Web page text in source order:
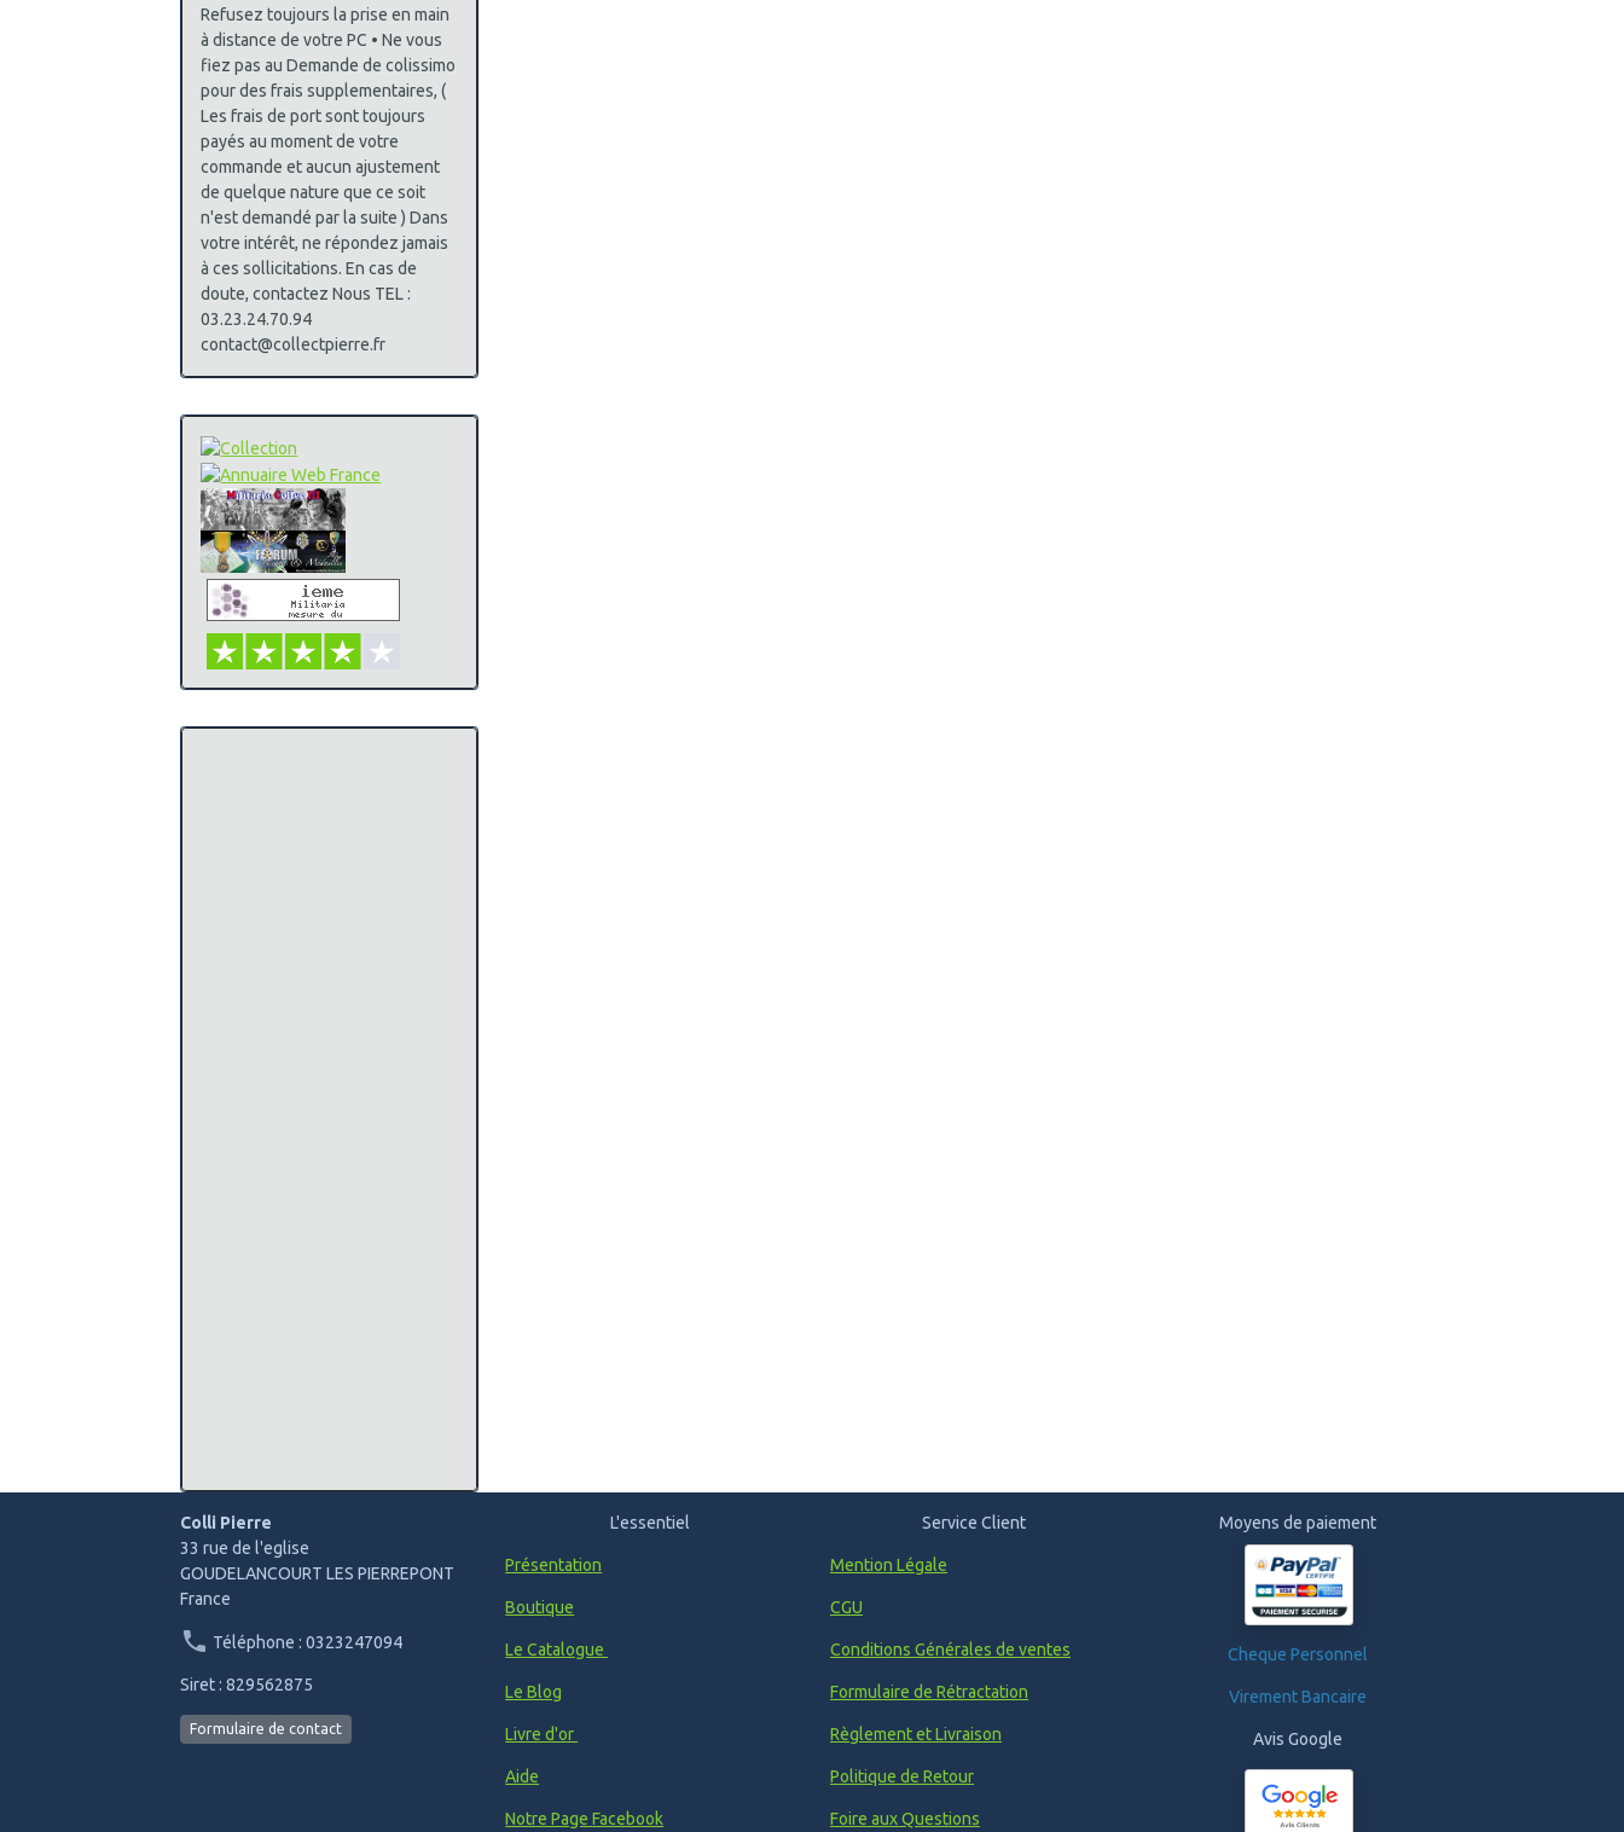
Refusez toujours la prise en main
à distance de votre PC • Ne vous
fiez pas au Demande de colissimo
pour des frais supplementaires, (
Les frais de port sont toujours
payés au moment de votre
commande et aucun ajustement
de quelque nature que ce soit
n'est demandé par la suite ) Dans
votre intérêt, ne répondez jamais
à ces sollicitations. En cas de
doute, contactez Nous TEL :
03.23.24.70.94
contact@collectpierre.fr
Colli Pierre
33 rue de l'eglise
GOUDELANCOURT LES PIERREPONT
France
Téléphone : 0323247094
Siret : 829562875
Formulaire de contact
L'essentiel
Présentation
Boutique
Le Catalogue
Le Blog
Livre d'or
Aide
Notre Page Facebook
Service Client
Mention Légale
CGU
Conditions Générales de ventes
Formulaire de Rétractation
Règlement et Livraison
Politique de Retour
Foire aux Questions
Moyens de paiement
Cheque Personnel
Virement Bancaire
Avis Google